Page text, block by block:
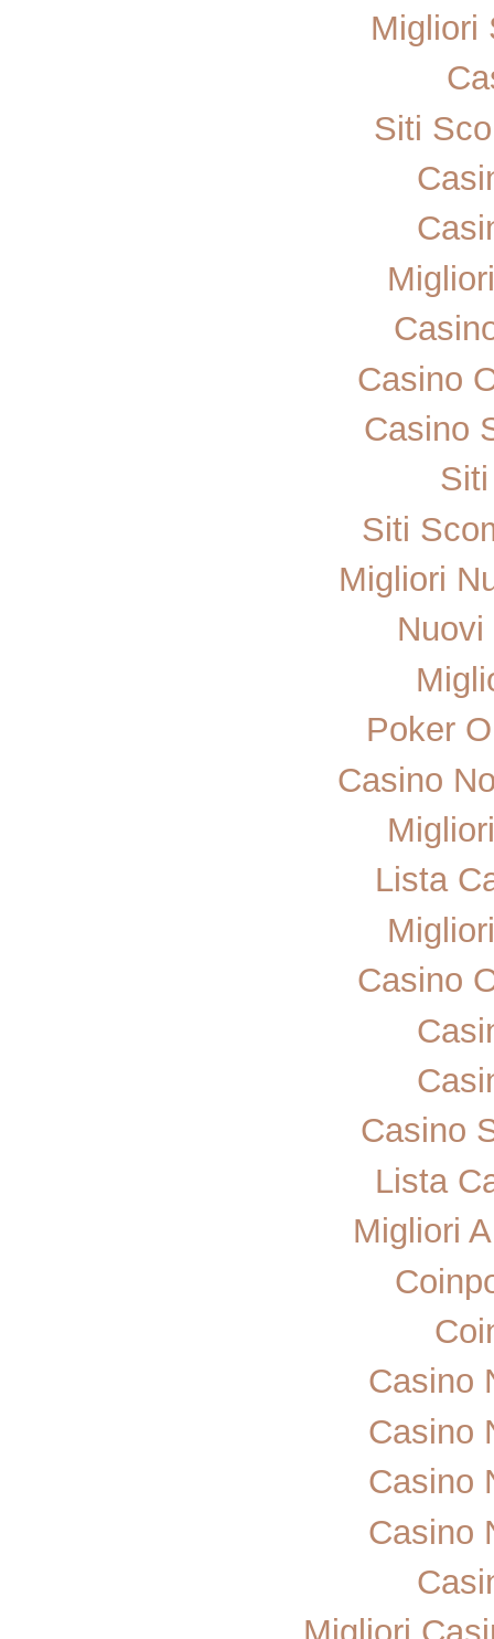
Migliori
Siti
Casino
Casino
Siti
Migliori
Poker
Casino
Lista
Casino
Casino
Lista
Migliori
Casino
Casino
Casino
Casino